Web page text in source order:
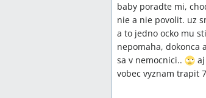
baby poradte mi,
nie a nie povolit. uz
a to jedno ocko mu
nepomaha, dokonca
sa v nemocnici..
vobec vyznam trapit